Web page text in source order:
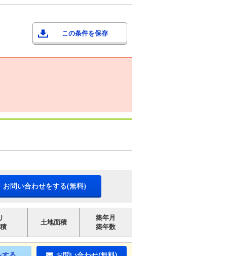
この条件を保存
お問い合わせをする(無料)
土地面積
築年月
築年数